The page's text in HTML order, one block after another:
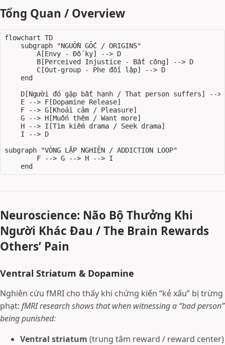
Tổng Quan / Overview
flowchart TD
    subgraph "NGUỒN GỐC / ORIGINS"
        A[Envy - Đố kỵ] --> D
        B[Perceived Injustice - Bất công] --> D
        C[Out-group - Phe đối lập] --> D
    end
D[Người đó gặp bất hạnh / That person suffers] -->
    E --> F[Dopamine Release]
    F --> G[Khoái cảm / Pleasure]
    G --> H[Muốn thêm / Want more]
    H --> I[Tìm kiếm drama / Seek drama]
    I --> D
subgraph "VÒNG LẶP NGHIỆN / ADDICTION LOOP"
        F --> G --> H --> I
Neuroscience: Não Bộ Thưởng Khi
Người Khác Đau / The Brain Rewards
Others’ Pain
Ventral Striatum & Dopamine
Nghiên cứu fMRI cho thấy khi chứng kiến “kẻ xấu” bị trừng
phạt: fMRI research shows that when witnessing a “bad person”
being punished:
Ventral striatum (trung tâm reward / reward center)